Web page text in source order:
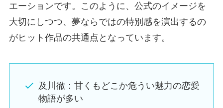
エーションです。このように、公式のイメージを
大切にしつつ、夢ならではの特別感を演出するの
がヒット作品の共通点となっています。
及川徹：甘くもどこか危うい魅力の恋愛
物語が多い